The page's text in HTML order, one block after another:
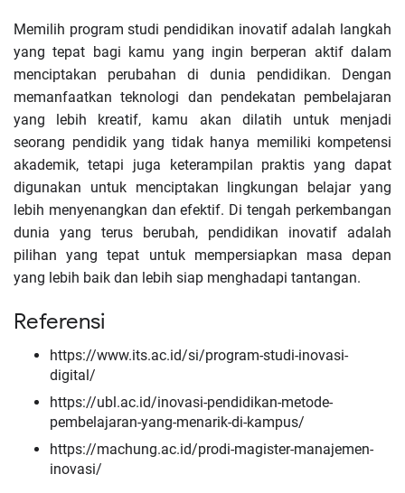
Memilih program studi pendidikan inovatif adalah langkah
yang tepat bagi kamu yang ingin berperan aktif dalam
menciptakan perubahan di dunia pendidikan. Dengan
memanfaatkan teknologi dan pendekatan pembelajaran
yang lebih kreatif, kamu akan dilatih untuk menjadi
seorang pendidik yang tidak hanya memiliki kompetensi
akademik, tetapi juga keterampilan praktis yang dapat
digunakan untuk menciptakan lingkungan belajar yang
lebih menyenangkan dan efektif. Di tengah perkembangan
dunia yang terus berubah, pendidikan inovatif adalah
pilihan yang tepat untuk mempersiapkan masa depan
yang lebih baik dan lebih siap menghadapi tantangan.
Referensi
https://www.its.ac.id/si/program-studi-inovasi-
digital/
https://ubl.ac.id/inovasi-pendidikan-metode-
pembelajaran-yang-menarik-di-kampus/
https://machung.ac.id/prodi-magister-manajemen-
inovasi/